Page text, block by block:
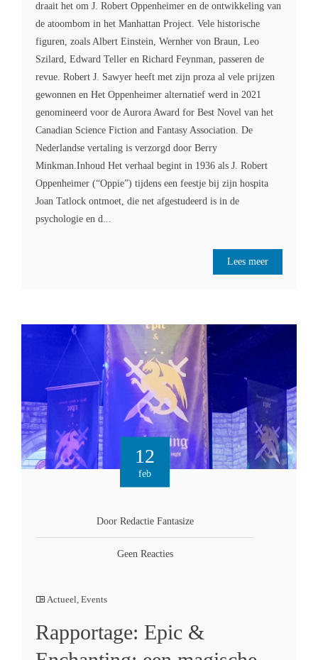
draait het om J. Robert Oppenheimer en de ontwikkeling van
de atoombom in het Manhattan Project. Vele historische
figuren, zoals Albert Einstein, Wernher von Braun, Leo
Szilard, Edward Teller en Richard Feynman, passeren de
revue. Robert J. Sawyer heeft met zijn proza al vele prijzen
gewonnen en Het Oppenheimer alternatief werd in 2021
genomineerd voor de Aurora Award for Best Novel van het
Canadian Science Fiction and Fantasy Association. De
Nederlandse vertaling is verzorgd door Berry
Minkman.Inhoud Het verhaal begint in 1936 als J. Robert
Oppenheimer (“Oppie”) tijdens een feestje bij zijn hospita
Joan Tatlock ontmoet, die net afgestudeerd is in de
psychologie en d...
Lees meer
12
feb
Door Redactie Fantasize
Geen Reacties
Actueel Events
Rapportage: Epic &